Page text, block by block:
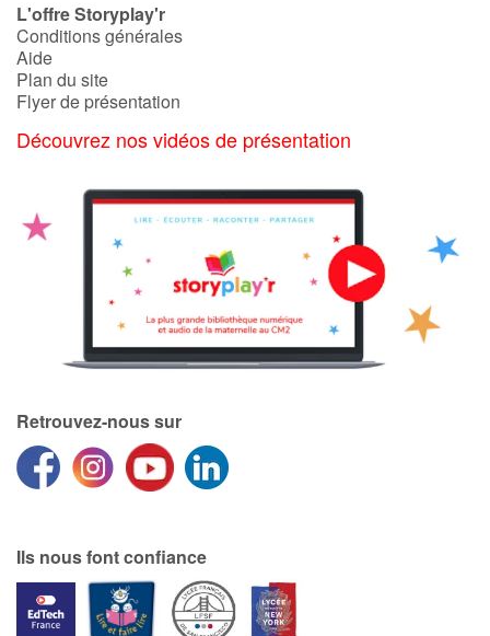
L'offre Storyplay'r
Conditions générales
Aide
Plan du site
Flyer de présentation
Découvrez nos vidéos de présentation
Retrouvez-nous sur
Ils nous font confiance